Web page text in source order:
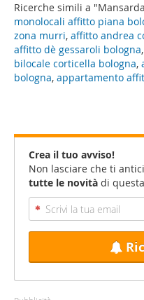
Ricerche simili a
monolocali affitto piana
zona murri, affitto andrea
affitto dè gessaroli bologna,
bilocale corticella bologna,
bologna, appartamento
Crea il tuo avviso!
Non lasciare che ti
tutte le novità di